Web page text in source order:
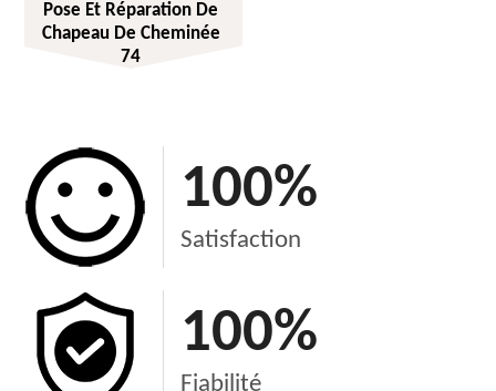
Pose Et Réparation De
Chapeau De Cheminée
74
100%
Satisfaction
100%
Fiabilité